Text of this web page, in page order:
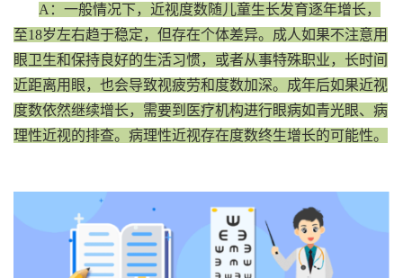
A：一般情况下，近视度数随儿童生长发育逐年增长，
至18岁左右趋于稳定，但存在个体差异。成人如果不注意用
眼卫生和保持良好的生活习惯，或者从事特殊职业，长时间
近距离用眼，也会导致视疲劳和度数加深。成年后如果近视
度数依然继续增长，需要到医疗机构进行眼病如青光眼、病
理性近视的排查。病理性近视存在度数终生增长的可能性。